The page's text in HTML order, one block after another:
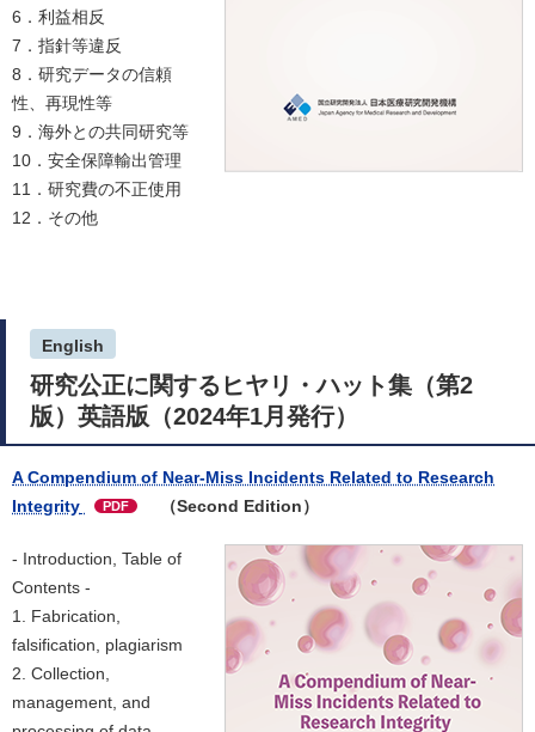
6．利益相反
7．指針等違反
8．研究データの信頼
性、再現性等
9．海外との共同研究等
10．安全保障輸出管理
11．研究費の不正使用
12．その他
English
研究公正に関するヒヤリ・ハット集（第2
版）英語版（2024年1月発行）
A Compendium of Near-Miss Incidents Related to Research
Integrity
PDF （Second Edition）
- Introduction, Table of
Contents -
1. Fabrication,
falsification, plagiarism
2. Collection,
management, and